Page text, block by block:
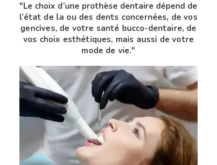
"Le choix d’une prothèse dentaire dépend de
l’état de la ou des dents concernées, de vos
gencives, de votre santé bucco-dentaire, de
vos choix esthétiques, mais aussi de votre
mode de vie."